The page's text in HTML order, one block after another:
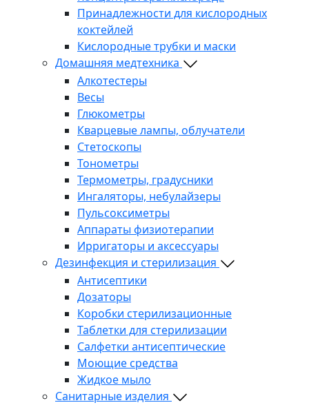
Принадлежности для кислородных
коктейлей
Кислородные трубки и маски
Домашняя медтехника
Алкотестеры
Весы
Глюкометры
Кварцевые лампы, облучатели
Стетоскопы
Тонометры
Термометры, градусники
Ингаляторы, небулайзеры
Пульсоксиметры
Аппараты физиотерапии
Ирригаторы и аксессуары
Дезинфекция и стерилизация
Антисептики
Дозаторы
Коробки стерилизационные
Таблетки для стерилизации
Салфетки антисептические
Моющие средства
Жидкое мыло
Санитарные изделия